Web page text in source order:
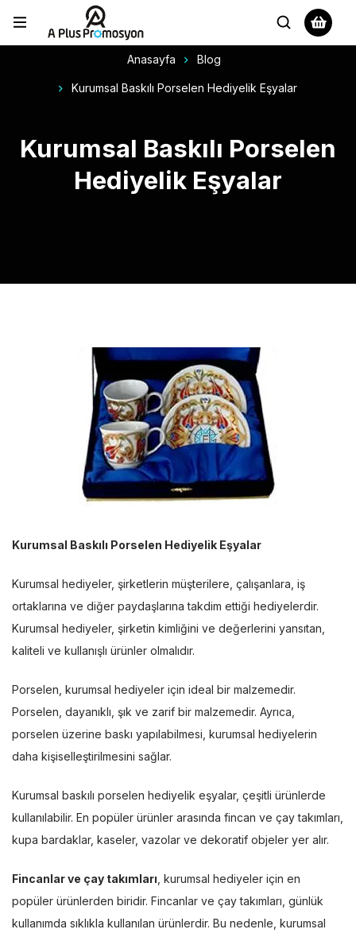
Anasayfa Blog
Kurumsal Baskılı Porselen Hediyelik Eşyalar
Kurumsal Baskılı Porselen
Hediyelik Eşyalar
Kurumsal Baskılı Porselen Hediyelik Eşyalar
Kurumsal hediyeler, şirketlerin müşterilere, çalışanlara, iş
ortaklarına ve diğer paydaşlarına takdim ettiği hediyelerdir.
Kurumsal hediyeler, şirketin kimliğini ve değerlerini yansıtan,
kaliteli ve kullanışlı ürünler olmalıdır.
Porselen, kurumsal hediyeler için ideal bir malzemedir.
Porselen, dayanıklı, şık ve zarif bir malzemedir. Ayrıca,
porselen üzerine baskı yapılabilmesi, kurumsal hediyelerin
daha kişiselleştirilmesini sağlar.
Kurumsal baskılı porselen hediyelik eşyalar, çeşitli ürünlerde
kullanılabilir. En popüler ürünler arasında fincan ve çay takımları,
kupa bardaklar, kaseler, vazolar ve dekoratif objeler yer alır.
Fincanlar ve çay takımları , kurumsal hediyeler için en
popüler ürünlerden biridir. Fincanlar ve çay takımları, günlük
kullanımda sıklıkla kullanılan ürünlerdir. Bu nedenle, kurumsal